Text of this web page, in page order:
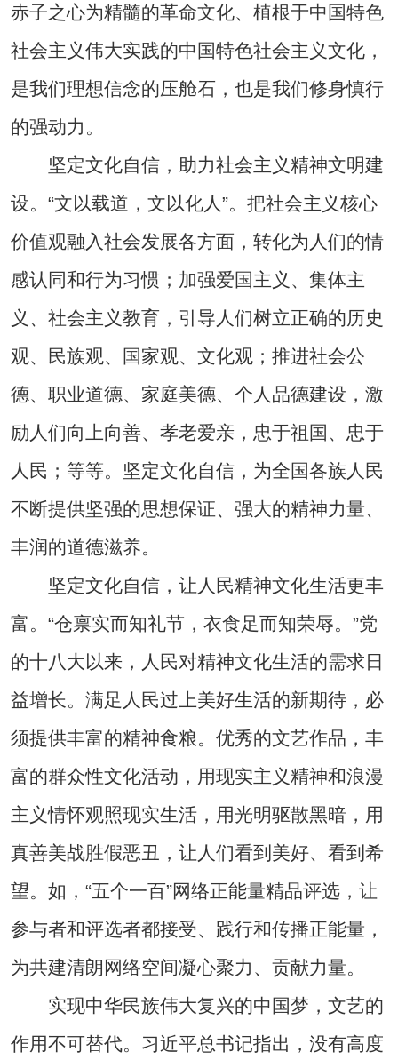
赤子之心为精髓的革命文化、植根于中国特色
社会主义伟大实践的中国特色社会主义文化，
是我们理想信念的压舱石，也是我们修身慎行
的强动力。
坚定文化自信，助力社会主义精神文明建
设。“文以载道，文以化人”。把社会主义核心
价值观融入社会发展各方面，转化为人们的情
感认同和行为习惯；加强爱国主义、集体主
义、社会主义教育，引导人们树立正确的历史
观、民族观、国家观、文化观；推进社会公
德、职业道德、家庭美德、个人品德建设，激
励人们向上向善、孝老爱亲，忠于祖国、忠于
人民；等等。坚定文化自信，为全国各族人民
不断提供坚强的思想保证、强大的精神力量、
丰润的道德滋养。
坚定文化自信，让人民精神文化生活更丰
富。“仓禀实而知礼节，衣食足而知荣辱。”党
的十八大以来，人民对精神文化生活的需求日
益增长。满足人民过上美好生活的新期待，必
须提供丰富的精神食粮。优秀的文艺作品，丰
富的群众性文化活动，用现实主义精神和浪漫
主义情怀观照现实生活，用光明驱散黑暗，用
真善美战胜假恶丑，让人们看到美好、看到希
望。如，“五个一百”网络正能量精品评选，让
参与者和评选者都接受、践行和传播正能量，
为共建清朗网络空间凝心聚力、贡献力量。
实现中华民族伟大复兴的中国梦，文艺的
作用不可替代。习近平总书记指出，没有高度